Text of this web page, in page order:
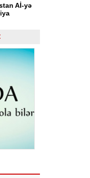
Aİ-yə
var -